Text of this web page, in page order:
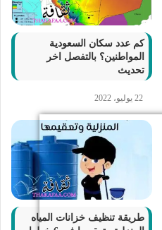
كم عدد سكان السعودية
المواطنين؟ بالتفصل اخر
تحديث
22 يوليو، 2022
طريقة تنظيف خزانات المياه